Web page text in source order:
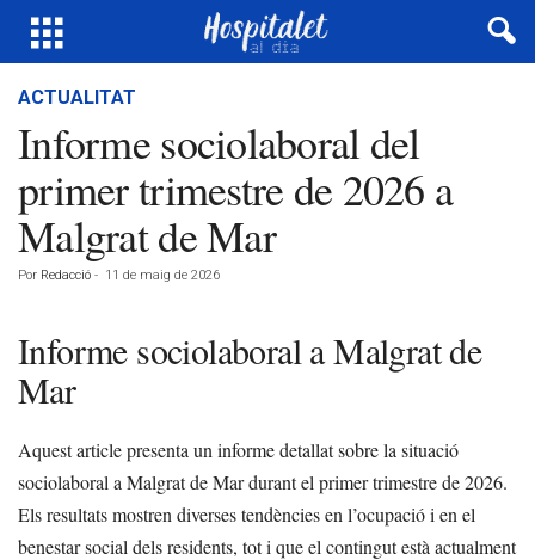
ACTUALITAT
Informe sociolaboral del
primer trimestre de 2026 a
Malgrat de Mar
Por Redacció - 11 de maig de 2026
Informe sociolaboral a Malgrat de
Mar
Aquest article presenta un informe detallat sobre la situació
sociolaboral a Malgrat de Mar durant el primer trimestre de 2026.
Els resultats mostren diverses tendències en l’ocupació i en el
benestar social dels residents, tot i que el contingut està actualment